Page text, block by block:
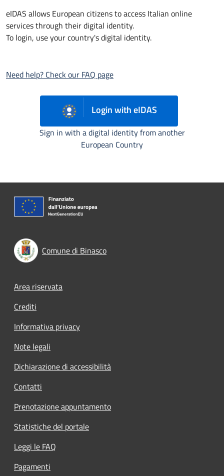
eIDAS allows European citizens to access Italian online
services through their digital identity.
To login, use your country's digital identity.
Need help? Check our FAQ page
Login with eIDAS
Sign in with a digital identity from another
European Country
Comune di Binasco
Footer menu
Area riservata
Crediti
Informativa privacy
Note legali
Dichiarazione di accessibilità
Contatti
Prenotazione appuntamento
Statistiche del portale
Leggi le FAQ
Pagamenti